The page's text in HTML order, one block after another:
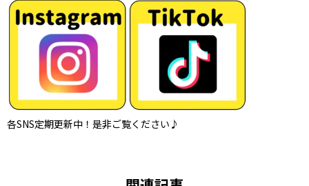
各SNS定期更新中！是非ご覧ください♪